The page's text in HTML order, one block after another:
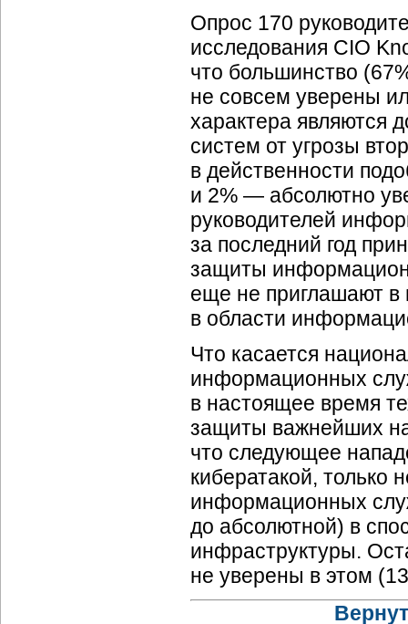
Опрос 170
исследования CIO
что большинство
не совсем уверены
характера являются
систем от угрозы
в действенности
и 2% — абсолютно
руководителей
за последний год
защиты
еще не приглашают в
в области
Что касается
информационных
в настоящее время
защиты важнейших
что следующее
кибератакой, только
информационных
до абсолютной) в
инфраструктуры.
не уверены в этом